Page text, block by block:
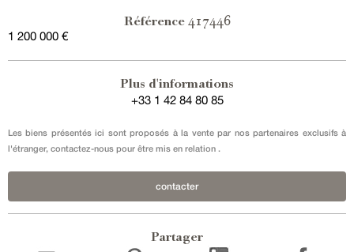
Référence 417446
1 200 000 €
Plus d'informations
+33 1 42 84 80 85
Les biens présentés ici sont proposés à la vente par nos partenaires exclusifs à
l'étranger, contactez-nous pour être mis en relation .
contacter
Partager